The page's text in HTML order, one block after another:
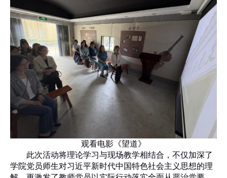
观看电影《望道》
此次活动将理论学习与现场教学相结合，不仅加深了
学院党员师生对习近平新时代中国特色社会主义思想的理